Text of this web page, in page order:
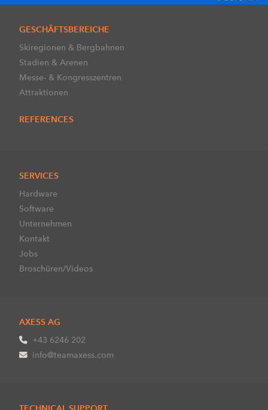
GESCHÄFTSBEREICHE
Skiregionen & Bergbahnen
Stadien & Arenen
Messe- & Kongresszentren
Attraktionen
REFERENCES
SERVICES
Hardware
Software
Unternehmen
Kontakt
Jobs
Broschüren/Videos
AXESS AG
+43 6246 202
info@teamaxess.com